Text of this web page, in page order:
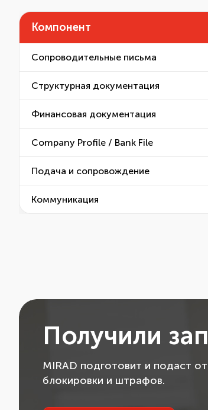
Компонент
Сопроводительные письма
Структурная документация
Финансовая документация
Company Profile / Bank File
Подача и сопровождение
Коммуникация
Получили
MIRAD подготовит и подаст
блокировки и штрафов.